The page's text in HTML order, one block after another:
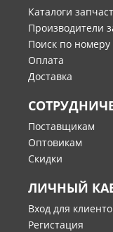
Каталоги
Производители
Поиск по номеру
Оплата
Доставка
Поставщикам
Оптовикам
Скидки
ЛИЧНЫЙ
Вход для
Регистация